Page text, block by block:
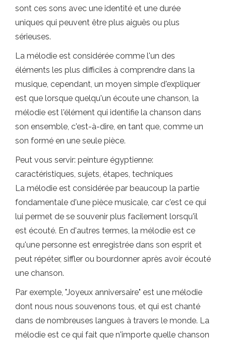
sont ces sons avec une identité et une durée
uniques qui peuvent être plus aiguës ou plus
sérieuses.
La mélodie est considérée comme l'un des
éléments les plus difficiles à comprendre dans la
musique, cependant, un moyen simple d'expliquer
est que lorsque quelqu'un écoute une chanson, la
mélodie est l'élément qui identifie la chanson dans
son ensemble, c'est-à-dire, en tant que, comme un
son formé en une seule pièce.
Peut vous servir: peinture égyptienne:
caractéristiques, sujets, étapes, techniques
La mélodie est considérée par beaucoup la partie
fondamentale d'une pièce musicale, car c'est ce qui
lui permet de se souvenir plus facilement lorsqu'il
est écouté. En d'autres termes, la mélodie est ce
qu'une personne est enregistrée dans son esprit et
peut répéter, siffler ou bourdonner après avoir écouté
une chanson.
Par exemple, "Joyeux anniversaire" est une mélodie
dont nous nous souvenons tous, et qui est chanté
dans de nombreuses langues à travers le monde. La
mélodie est ce qui fait que n'importe quelle chanson